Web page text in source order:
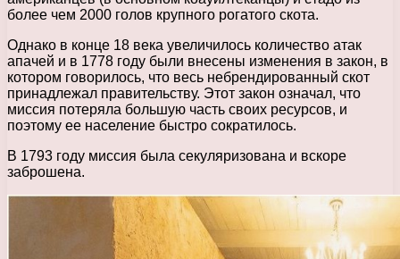
более чем 2000 голов крупного рогатого скота.
Однако в конце 18 века увеличилось количество атак
апачей и в 1778 году были внесены изменения в закон, в
котором говорилось, что весь небрендированный скот
принадлежал правительству. Этот закон означал, что
миссия потеряла большую часть своих ресурсов, и
поэтому ее население быстро сократилось.
В 1793 году миссия была секуляризована и вскоре
заброшена.